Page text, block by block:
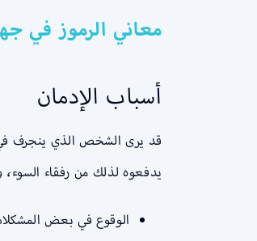
معاني الرموز في
أسباب الإدمان
قد يرى الشخص الذي ينجرف في
يدفعوه لذلك من رفقاء
الوقوع في بعض